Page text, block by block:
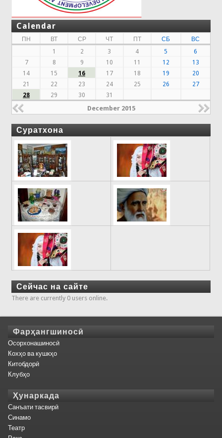
Calendar
ПН ВТ СР ЧТ ПТ СБ
ВС
1
2 3 4 5
6
7
8 9 10 11 12
13
14
15 16 17 18 19
20
21
22 23 24 25 26
27
28
29 30 31
December 2015
Суратхона
Сейчас на сайте
There are currently 0 users online.
Фарҳангшиносӣ
Осорхонашиносӣ
Кохҳо ва кушкҳо
Китобдорӣ
Клубҳо
Ҳунаркада
Санъати тасвирӣ
Синамо
Театр